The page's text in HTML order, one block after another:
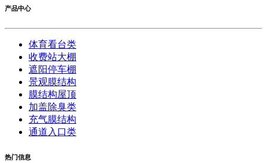
产品中心
体育看台类
收费站大棚
遮阳停车棚
景观膜结构
膜结构屋顶
加盖除臭类
充气膜结构
通道入口类
热门信息